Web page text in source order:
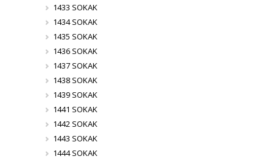
1433 SOKAK
1434 SOKAK
1435 SOKAK
1436 SOKAK
1437 SOKAK
1438 SOKAK
1439 SOKAK
1441 SOKAK
1442 SOKAK
1443 SOKAK
1444 SOKAK